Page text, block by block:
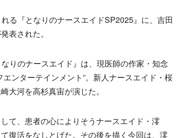
る『となりのナースエイドSP2025』に、吉田
表された。
りのナースエイド』は、現医師の作家・知念
ンターテインメント”。新人ナースエイド・桜
大河を高杉真宙が演じた。
て、患者の心によりそうナースエイド・澪
復活をなしとげた。その後を描く今回は、澪